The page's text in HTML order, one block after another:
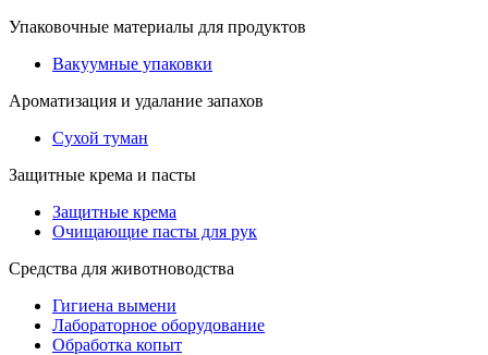
Упаковочные материалы для продуктов
Вакуумные упаковки
Ароматизация и удалание запахов
Сухой туман
Защитные крема и пасты
Защитные крема
Очищающие пасты для рук
Средства для животноводства
Гигиена вымени
Лабораторное оборудование
Обработка копыт